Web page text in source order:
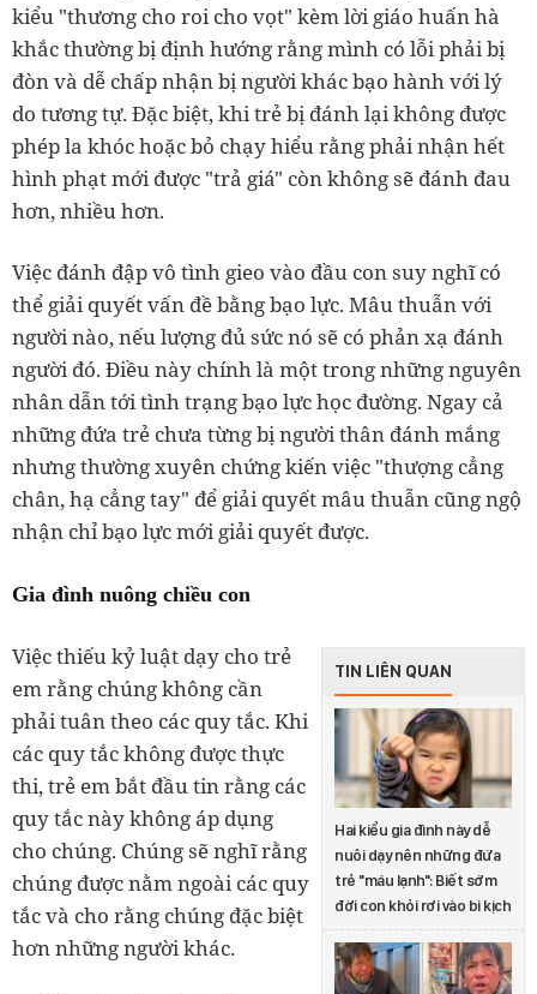
kiểu "thương cho roi cho vọt" kèm lời giáo huấn hà
khắc thường bị định hướng rằng mình có lỗi phải bị
đòn và dễ chấp nhận bị người khác bạo hành với lý
do tương tự. Đặc biệt, khi trẻ bị đánh lại không được
phép la khóc hoặc bỏ chạy hiểu rằng phải nhận hết
hình phạt mới được "trả giá" còn không sẽ đánh đau
hơn, nhiều hơn.
Việc đánh đập vô tình gieo vào đầu con suy nghĩ có
thể giải quyết vấn đề bằng bạo lực. Mâu thuẫn với
người nào, nếu lượng đủ sức nó sẽ có phản xạ đánh
người đó. Điều này chính là một trong những nguyên
nhân dẫn tới tình trạng bạo lực học đường. Ngay cả
những đứa trẻ chưa từng bị người thân đánh mắng
nhưng thường xuyên chứng kiến việc "thượng cẳng
chân, hạ cẳng tay" để giải quyết mâu thuẫn cũng ngộ
nhận chỉ bạo lực mới giải quyết được.
Gia đình nuông chiều con
TIN LIÊN QUAN
Hai kiểu gia đình này dễ
nuôi dạy nên những đứa
trẻ "máu lạnh": Biết sớm
đời con khỏi rơi vào bi kịch
Việc thiếu kỷ luật dạy cho trẻ
em rằng chúng không cần
phải tuân theo các quy tắc. Khi
các quy tắc không được thực
thi, trẻ em bắt đầu tin rằng các
quy tắc này không áp dụng
cho chúng. Chúng sẽ nghĩ rằng
chúng được nằm ngoài các quy
tắc và cho rằng chúng đặc biệt
hơn những người khác.